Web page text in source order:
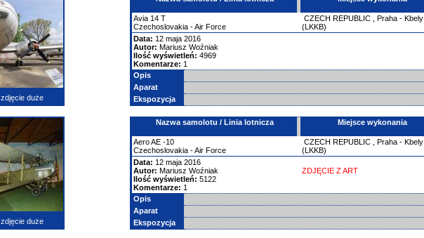
zdjęcie duże
Avia 14 T
Czechoslovakia - Air Force
CZECH REPUBLIC
Praha - Kbely
(LKKB)
Data: 12 maja 2016
Autor: Mariusz Woźniak
Ilość wyświetleń: 4969
Komentarze: 1
Opis
Aparat
Ekspozycja
zdjęcie duże
Nazwa samolotu / Linia lotnicza Miejsce wykonania
AeroAE -10
Czechoslovakia - Air Force
CZECH REPUBLIC
Praha - Kbely
(LKKB)
Data: 12 maja 2016
Autor: Mariusz Woźniak
Ilość wyświetleń: 5122
Komentarze: 1
ZDJĘCIE Z ART
Opis
Aparat
Ekspozycja